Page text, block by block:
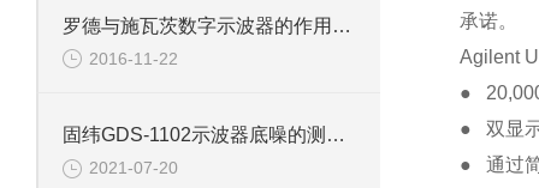
罗德与施瓦茨数字示波器的作用及构造工艺
2016-11-22
固纬GDS-1102示波器底噪的测量方法
2021-07-20
承诺。
Agilent
●
●
双显
●
通过